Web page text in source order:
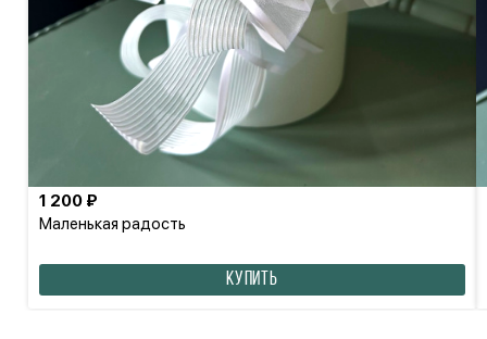
Маленькая радость
1 200 ₽
КУПИТЬ